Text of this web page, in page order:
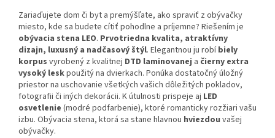
Zariaďujete dom či byt a premýšľate, ako spraviť z obývačky
miesto, kde sa budete cítiť pohodlne a príjemne? Riešením je
obývacia stena LEO. Prvotriedna kvalita, atraktívny
dizajn, luxusný a nadčasový štýl. Elegantnou ju robíbiely
korpus vyrobený z kvalitnej DTD laminovanej a čierny extra
vysoký leskpoužitý na dvierkach. Ponúka dostatočný úložný
priestor na uschovanie všetkých vašich dôležitých pokladov,
fotografii či iných dekorácii. K útulnosti prispeje aj LED
osvetlenie (modré podfarbenie), ktoré romanticky rozžiari vašu
izbu. Obývacia stena, ktorá sa stane hlavnou hviezdou vašej
obývačky.